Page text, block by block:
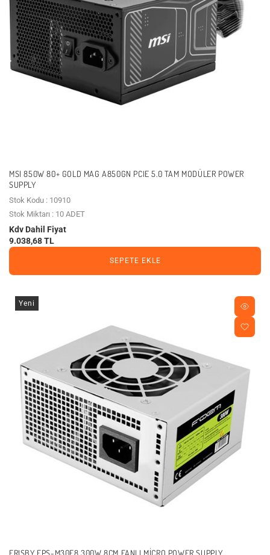
MSI 850W 80+ GOLD MAG A850GN PCIE 5.0 TAM MODÜLER POWER
SUPPLY
Stok Kodu : 10910
Stok Miktarı : 10 ADET
Kdv Dahil Fiyat
9.038,68 TL
SEPETE EKLE
Yeni
FRISBY FPS-M30F8 300W 8CM FANLI MICRO POWER SUPPLY